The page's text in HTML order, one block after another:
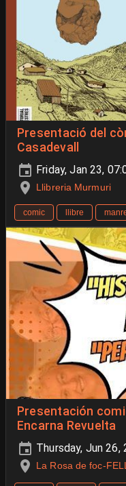
Presentació del
Casadevall
Friday, Jan 23,
Llibreria Murmuri
comic llibre
Presentación
Encarna Revuelta
Thursday, Jun
La Rosa de foc-